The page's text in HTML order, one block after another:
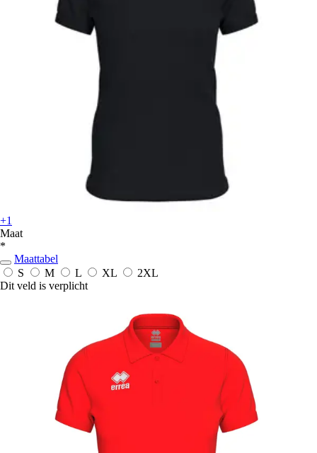
+1
Maat
*
Maattabel
S
M L XL
2XL
Dit veld is verplicht